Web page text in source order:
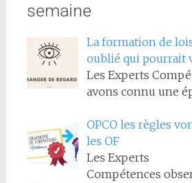
semaine
La formation de
oublié qui pourrait
Les Experts
avons connu une
OPCO les règles
les OF
Les Experts
Compétences